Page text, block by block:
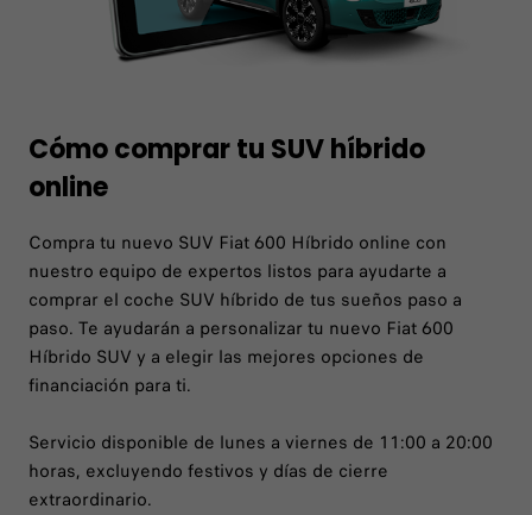
Cómo comprar tu SUV híbrido
online
Compra tu nuevo SUV Fiat 600 Híbrido online con
nuestro equipo de expertos listos para ayudarte a
comprar el coche SUV híbrido de tus sueños paso a
paso. Te ayudarán a personalizar tu nuevo Fiat 600
Híbrido SUV y a elegir las mejores opciones de
financiación para ti.
Servicio disponible de lunes a viernes de 11:00 a 20:00
horas, excluyendo festivos y días de cierre
extraordinario.